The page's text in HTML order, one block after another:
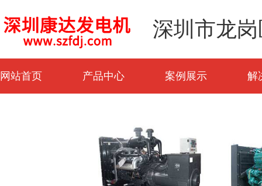
深圳市龙
网站首页 产品中心 案例展示 解